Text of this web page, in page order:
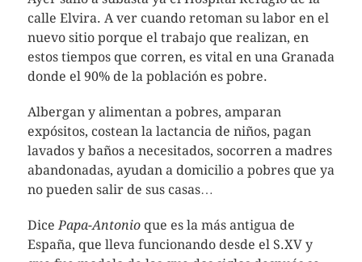
calle Elvira. A ver cuando retoman su labor en el
nuevo sitio porque el trabajo que realizan, en
estos tiempos que corren, es vital en una Granada
donde el 90% de la población es pobre.
Albergan y alimentan a pobres, amparan
expósitos, costean la lactancia de niños, pagan
lavados y baños a necesitados, socorren a madres
abandonadas, ayudan a domicilio a pobres que ya
no pueden salir de sus casas…
DicePapa-Antonioque es la más antigua de
España, que lleva funcionando desde el S.XV y